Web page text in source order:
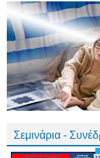
Σεμινάρια -